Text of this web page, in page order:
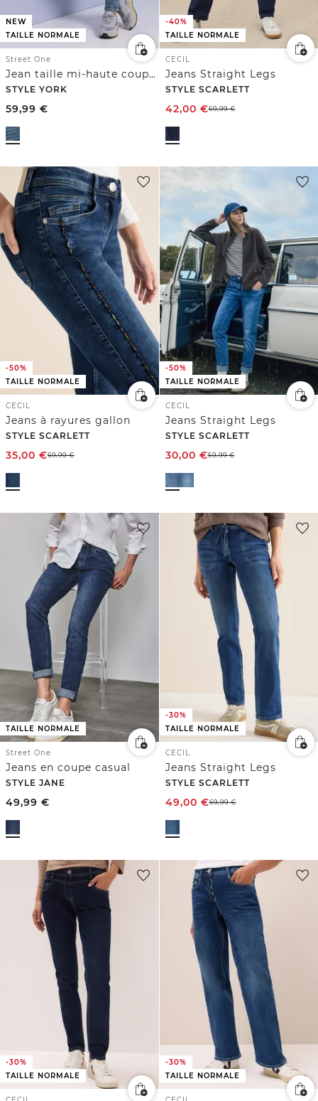
NEW
TAILLE NORMALE
Street One
Jean taille mi-haute coupe slim
STYLE YORK
59,99 €
-40%
TAILLE NORMALE
CECIL
Jeans Straight Legs
STYLE SCARLETT
42,00 €69,99€
-50%
TAILLE NORMALE
CECIL
Jeans à rayures gallon
STYLE SCARLETT
35,00 €69,99€
-50%
TAILLE NORMALE
CECIL
Jeans Straight Legs
STYLE SCARLETT
30,00 €59,99€
TAILLE NORMALE
Street One
Jeans en coupe casual
STYLE JANE
49,99 €
-30%
TAILLE NORMALE
CECIL
Jeans Straight Legs
STYLE SCARLETT
49,00 €69,99€
-30%
TAILLE NORMALE
-30%
TAILLE NORMALE